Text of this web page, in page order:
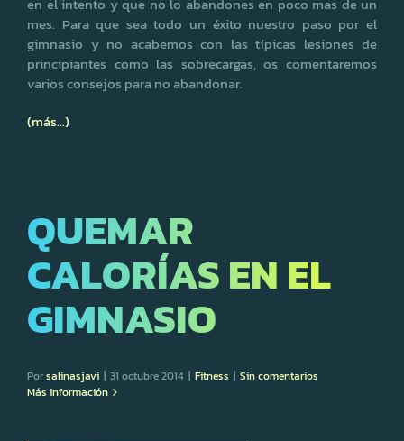
mes. Para que sea todo un éxito nuestro paso por el
gimnasio y no acabemos con las típicas lesiones de
principiantes como las sobrecargas, os comentaremos
varios consejos para no abandonar.
(más…)
QUEMAR
CALORÍAS EN EL
GIMNASIO
Porsalinasjavi | 31 octubre 2014 | Fitness | Sin comentarios
Más información